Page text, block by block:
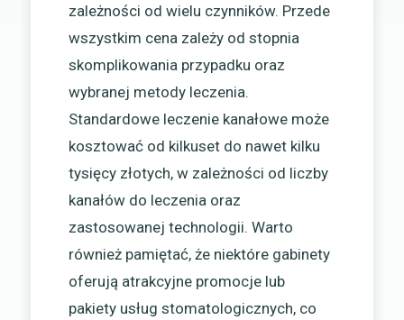
zależności od wielu czynników. Przede
wszystkim cena zależy od stopnia
skomplikowania przypadku oraz
wybranej metody leczenia.
Standardowe leczenie kanałowe może
kosztować od kilkuset do nawet kilku
tysięcy złotych, w zależności od liczby
kanałów do leczenia oraz
zastosowanej technologii. Warto
również pamiętać, że niektóre gabinety
oferują atrakcyjne promocje lub
pakiety usług stomatologicznych, co